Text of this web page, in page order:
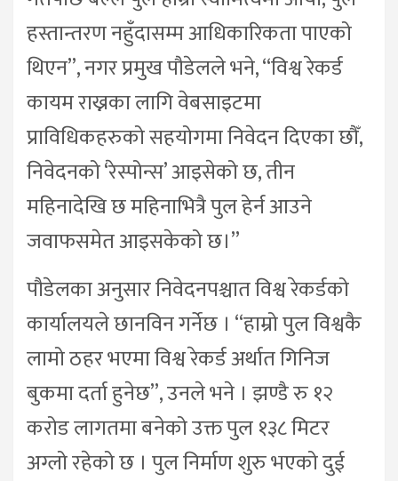
हस्तान्तरण नहुँदासम्म आधिकारिकता पाएको
थिएन”, नगर प्रमुख पौडेलले भने, “विश्व रेकर्ड
कायम राख्नका लागि वेबसाइटमा
प्राविधिकहरुको सहयोगमा निवेदन दिएका छौँ,
निवेदनको ‘रेस्पोन्स’ आइसेको छ, तीन
महिनादेखि छ महिनाभित्रै पुल हेर्न आउने
जवाफसमेत आइसकेको छ।”
पौडेलका अनुसार निवेदनपश्चात विश्व रेकर्डको
कार्यालयले छानविन गर्नेछ । “हाम्रो पुल विश्वकै
लामो ठहर भएमा विश्व रेकर्ड अर्थात गिनिज
बुकमा दर्ता हुनेछ”, उनले भने । झण्डै रु १२
करोड लागतमा बनेको उक्त पुल १३८ मिटर
अग्लो रहेको छ । पुल निर्माण शुरु भएको दुई